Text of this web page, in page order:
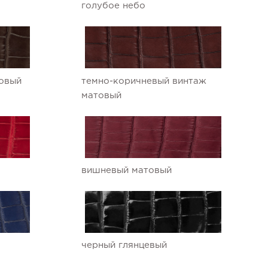
голубое небо
темно-коричневый винтаж
матовый
вишневый матовый
черный глянцевый